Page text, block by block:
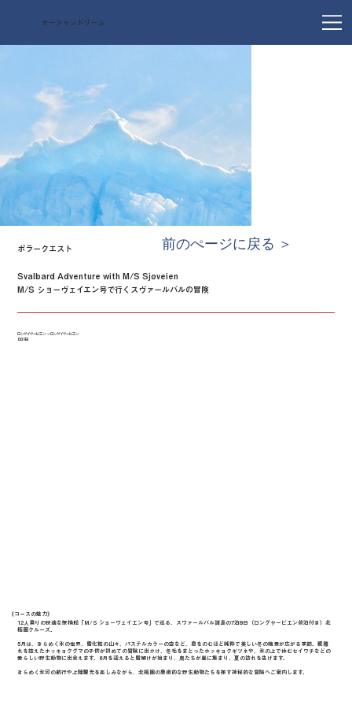
オーシャンドリーム
《​コースの魅力》
12人乗りの快適な探検船「M/S ショーヴェイエン号」で巡る、スヴァールバル諸島の7泊8日（ロングヤービエン前泊付き）北
極圏クルーズ。
5月は、きらめく氷の世界、雪化粧の山々、パステルカラーの空など、息をのむほど純粋で美しい冬の絶景が広がる季節。親離
れを控えたホッキョクグマの子供が初めての冒険に出かけ、冬毛をまとったホッキョクギツネや、氷の上で休むセイウチなどの
愛らしい野生動物に出会えます。6月を迎えると雪解けが始まり、鳥たちが崖に集まり、夏の訪れを告げます。
きらめく氷河の航行や上陸観光を楽しみながら、北極圏の象徴的な野生動物たちを探す神秘的な冒険へご案内します。
ポラークエスト
Svalbard Adventure with M/S Sjøveien
M/S ショーヴェイエン号で行くスヴァールバルの冒険
ロングイヤービエン → ロングイヤービエン
8泊9日
前のぺージに戻る ＞